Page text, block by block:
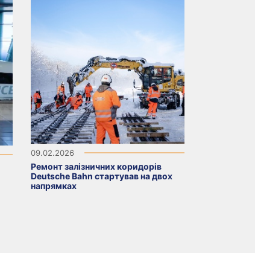
09.02.2026
Ремонт залізничних коридорів
Deutsche Bahn стартував на двох
напрямках